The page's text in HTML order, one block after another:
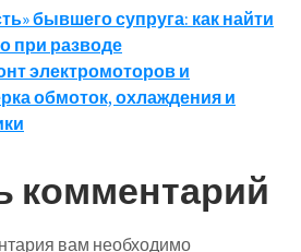
бывшего супруга: как найти
при разводе
электромоторов и
обмоток, охлаждения и
комментарий
вам необходимо